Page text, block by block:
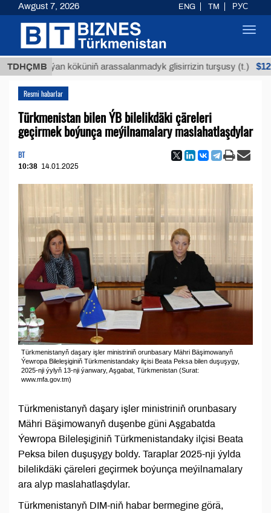
TDHÇMB
Buýan köküniň arassalanmadyk glisirrizin turşusy (t.) $12935,18
Resmi habarlar
Türkmenistan bilen ÝB bilelikdäki çäreleri
geçirmek boýunça meýilnamalary maslahatlaşdylar
BT
10:38 14.01.2025
Türkmenistanyň daşary işler ministriniň orunbasary Mähri Bäşimowanyň
Ýewropa Bileleşiginiň Türkmenistandaky ilçisi Beata Peksa bilen duşuşygy,
2025-nji ýylyň 13-nji ýanwary, Aşgabat, Türkmenistan (Surat:
www.mfa.gov.tm)
Türkmenistanyň daşary işler ministriniň orunbasary
Mähri Bäşimowanyň duşenbe güni Aşgabatda
Ýewropa Bileleşiginiň Türkmenistandaky ilçisi Beata
Peksa bilen duşuşygy boldy. Taraplar 2025-nji ýylda
bilelikdäki çäreleri geçirmek boýunça meýilnamalary
ara alyp maslahatlaşdylar.
Türkmenistanyň DIM-niň habar bermegine görä,
Awgust 7, 2026 ENG TM РУС